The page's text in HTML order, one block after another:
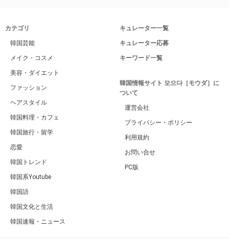
カテゴリ
韓国芸能
メイク・コスメ
美容・ダイエット
ファッション
ヘアスタイル
韓国料理・カフェ
韓国旅行・留学
恋愛
韓国トレンド
韓国系Youtube
韓国語
韓国文化と生活
韓国速報・ニュース
キュレーター一覧
キュレーター応募
キーワード一覧
韓国情報サイト 모으다［モウダ］に
ついて
運営会社
プライバシー・ポリシー
利用規約
お問い合せ
PC版